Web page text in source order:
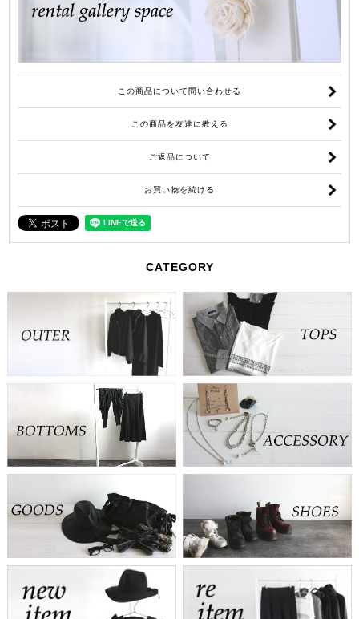
この商品について問い合わせる
この商品を友達に教える
ご返品について
お買い物を続ける
CATEGORY